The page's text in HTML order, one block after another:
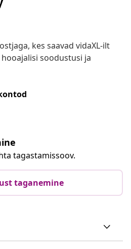
kes saavad vidaXL-ilt
soodustusi ja
tagastamissoov.
taganemine